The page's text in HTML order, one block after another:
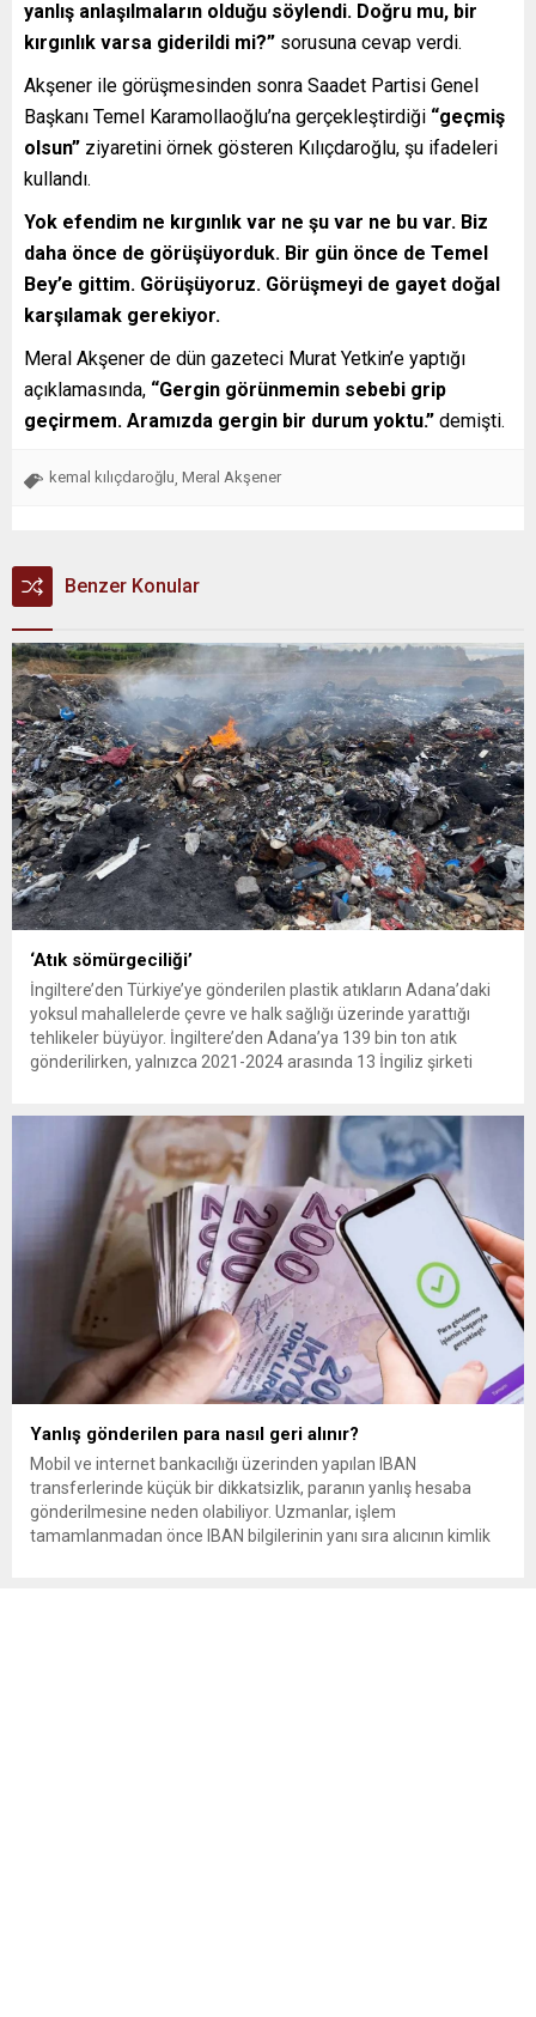
yanlış anlaşılmaların olduğu söylendi. Doğru mu, bir
kırgınlık varsa giderildi mi?” sorusuna cevap verdi.
Akşener ile görüşmesinden sonra Saadet Partisi Genel
Başkanı Temel Karamollaoğlu’na gerçekleştirdiği “geçmiş
olsun” ziyaretini örnek gösteren Kılıçdaroğlu, şu ifadeleri
kullandı.
Yok efendim ne kırgınlık var ne şu var ne bu var. Biz
daha önce de görüşüyorduk. Bir gün önce de Temel
Bey’e gittim. Görüşüyoruz. Görüşmeyi de gayet doğal
karşılamak gerekiyor.
Meral Akşener de dün gazeteci Murat Yetkin’e yaptığı
açıklamasında, “Gergin görünmemin sebebi grip
geçirmem. Aramızda gergin bir durum yoktu.” demişti.
kemal kılıçdaroğlu Meral Akşener
Benzer Konular
‘Atık sömürgeciliği’
İngiltere’den Türkiye’ye gönderilen plastik atıkların Adana’daki
yoksul mahallelerde çevre ve halk sağlığı üzerinde yarattığı
tehlikeler büyüyor. İngiltere’den Adana’ya 139 bin ton atık
gönderilirken, yalnızca 2021-2024 arasında 13 İngiliz şirketi
edilirken çiftçiler hava, su...
Yanlış gönderilen para nasıl geri alınır?
Mobil ve internet bankacılığı üzerinden yapılan IBAN
transferlerinde küçük bir dikkatsizlik, paranın yanlış hesaba
gönderilmesine neden olabiliyor. Uzmanlar, işlem
tamamlanmadan önce IBAN bilgilerinin yanı sıra alıcının kimlik